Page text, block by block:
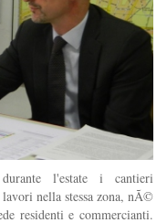
l'estate i cantieri
nella stessa zona, nÃ©
residenti e commercianti.